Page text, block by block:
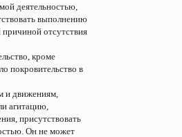
деятельностью,
выполнению
отсутствия
кроме
покровительство в
и движениям,
агитацию,
присутствовать
Он не может